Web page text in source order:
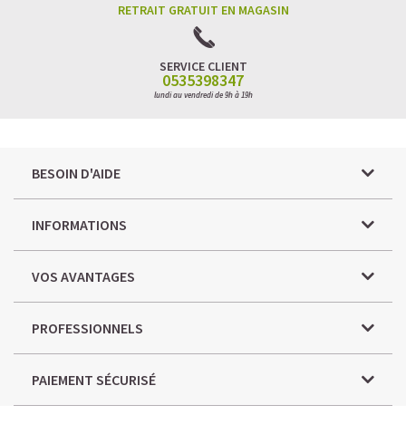
RETRAIT GRATUIT EN MAGASIN
SERVICE CLIENT
0535398347
lundi au vendredi de 9h à 19h
BESOIN D'AIDE
INFORMATIONS
VOS AVANTAGES
PROFESSIONNELS
PAIEMENT SÉCURISÉ